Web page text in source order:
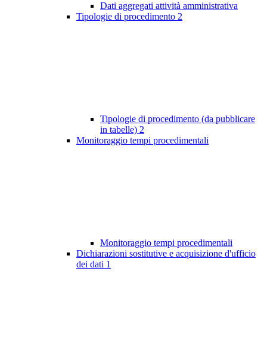
Dati aggregati attività amministrativa
Tipologie di procedimento 2
Tipologie di procedimento (da pubblicare
in tabelle) 2
Monitoraggio tempi procedimentali
Monitoraggio tempi procedimentali
Dichiarazioni sostitutive e acquisizione d'ufficio
dei dati 1